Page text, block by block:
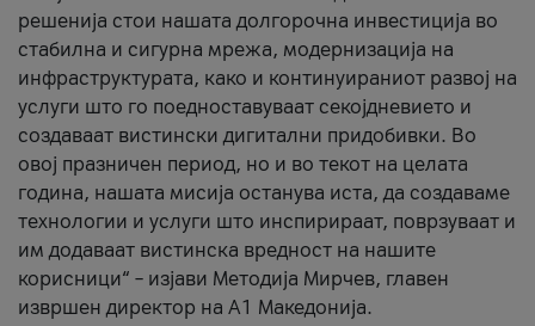
решенија стои нашата долгорочна инвестиција во
стабилна и сигурна мрежа, модернизација на
инфраструктурата, како и континуираниот развој на
услуги што го поедноставуваат секојдневието и
создаваат вистински дигитални придобивки. Во
овој празничен период, но и во текот на целата
година, нашата мисија останува иста, да создаваме
технологии и услуги што инспирираат, поврзуваат и
им додаваат вистинска вредност на нашите
корисници“ – изјави Методија Мирчев, главен
извршен директор на А1 Македонија.